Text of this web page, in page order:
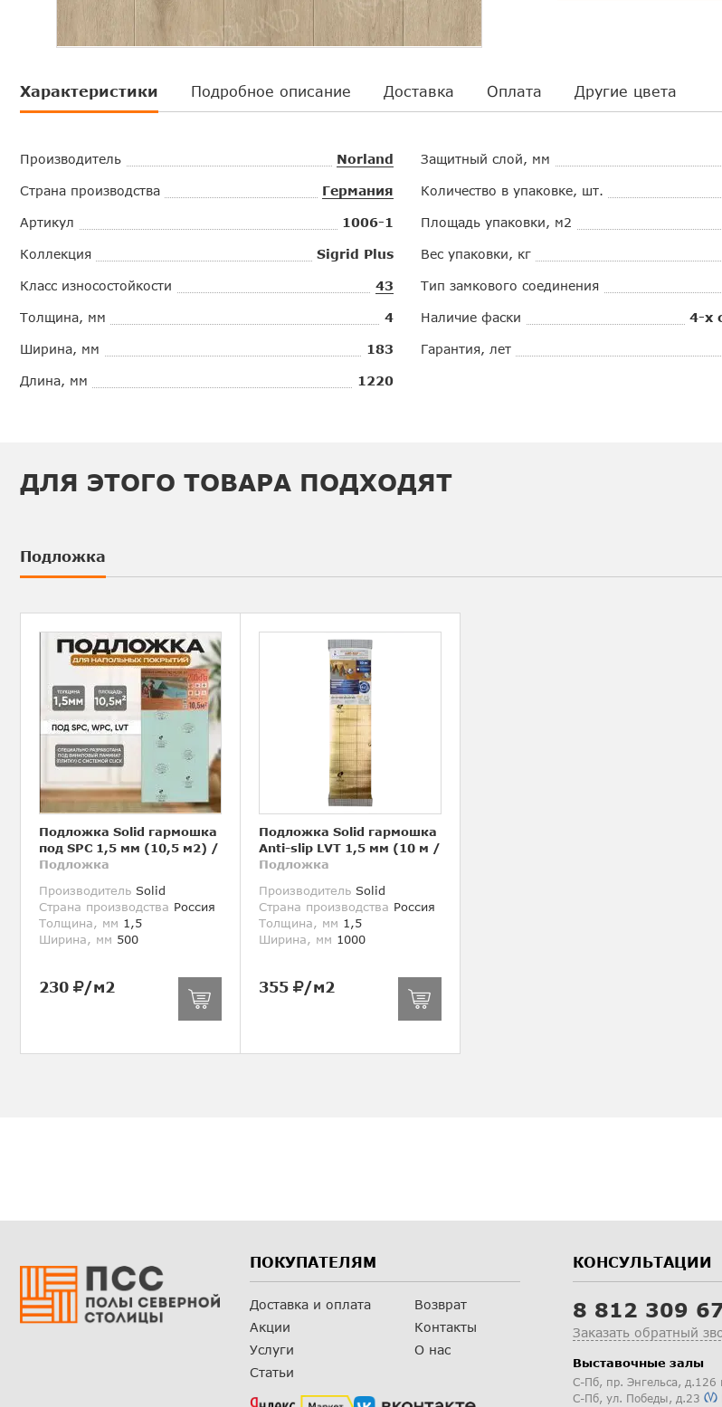
Характеристики Подробное описание Доставка Оплата Другие цвета
Производитель Norland
Страна производства Германия
Артикул 1006-1
Коллекция Sigrid Plus
Класс износостойкости 43
Толщина, мм 4
Ширина, мм 183
Длина, мм 1220
Защитный слой, мм
Количество в упаковке, шт.
Площадь упаковки, м2
Вес упаковки, кг
Тип замкового соединения
Наличие фаски 4-х
Гарантия, лет
ДЛЯ ЭТОГО ТОВАРА ПОДХОДЯТ
Подложка
Подложка Solid гармошка
под SPC 1,5 мм (10,5 м2) /
Подложка
Производитель Solid
Страна производства Россия
Толщина, мм 1,5
Ширина, мм 500
230 /м2
Подложка Solid гармошка
Anti-slip LVT 1,5 мм (10 м /
Подложка
Производитель Solid
Страна производства Россия
Толщина, мм 1,5
Ширина, мм 1000
355 /м2
ПОКУПАТЕЛЯМ
Доставка и оплата
Акции
Услуги
Статьи
Возврат
Контакты
О нас
КОНСУЛЬТАЦИИ
8 812 309
Заказать обратный
Выставочные залы
С-Пб, пр. Энгельса, д.126
С-Пб, ул. Победы, д.23